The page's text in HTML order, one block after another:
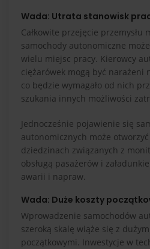
Wada: Utrata stanowisk
Całkowite przejęcie przemysłu
samochody autonomiczne
wielu miejsc pracy. Kierowcy
ciężarówek mogą być
co będzie wymagało od nich
szukania innych możliwości
Jednocześnie pojawienie się
autonomicznych może
dziedzinach związanych z
obsługą pasażerów i
awarii i napraw.
Wada: Duże koszty
Wprowadzenie samochodów
szeroką skalę wiąże się z
początkowymi. Inwestycje w